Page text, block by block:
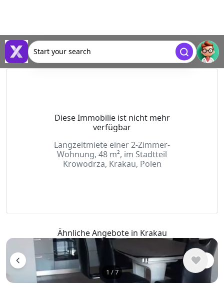
Start your search
Diese Immobilie ist nicht mehr
verfügbar
Langzeitmiete einer 2-Zimmer-
Wohnung, 48 m², im Stadtteil
Krowodrza, Krakau, Polen
Ähnliche Angebote in Krakau
1 /7